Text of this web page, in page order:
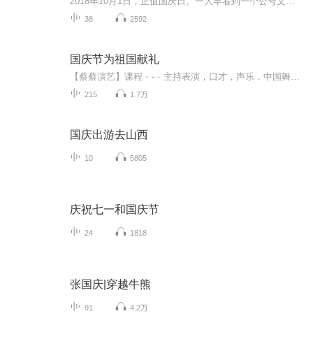
38 2592
国庆节为祖国献礼
215 1.7万
国庆出游去山西
10 5805
庆祝七一和国庆节
24 1818
张国庆|穿越牛熊
91 4.2万